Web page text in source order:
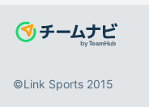
©️Link Sports 2015